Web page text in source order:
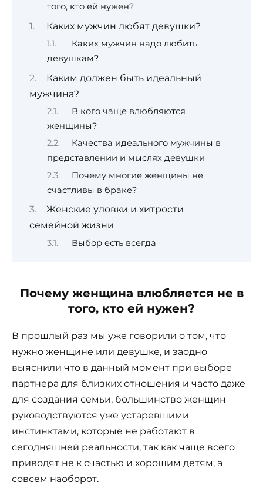
того, кто ей нужен?
Каких мужчин любят девушки?
Каких мужчин надо любить
девушкам?
Каким должен быть идеальный
мужчина?
В кого чаще влюбляются
женщины?
Качества идеального мужчины в
представлении и мыслях девушки
Почему многие женщины не
счастливы в браке?
Женские уловки и хитрости
семейной жизни
Выбор есть всегда
Почему женщина влюбляется не в
того, кто ей нужен?
В прошлый раз мы уже говорили о том, что
нужно женщине или девушке, и заодно
выяснили что в данный момент при выборе
партнера для близких отношения и часто даже
для создания семьи, большинство женщин
руководствуются уже устаревшими
инстинктами, которые не работают в
сегодняшней реальности, так как чаще всего
приводят не к счастью и хорошим детям, а
совсем наоборот.